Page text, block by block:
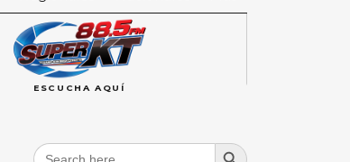
ESCUCHA AQUÍ
Search
Search Button